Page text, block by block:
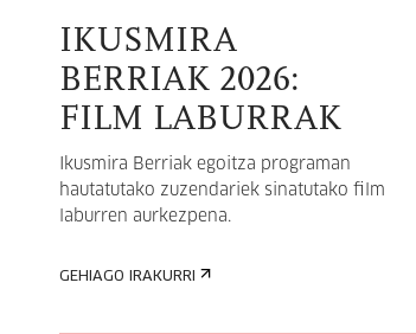
IKUSMIRA
BERRIAK 2026:
FILM LABURRAK
Ikusmira Berriak egoitza programan
hautatutako zuzendariek sinatutako film
laburren aurkezpena.
GEHIAGO IRAKURRI